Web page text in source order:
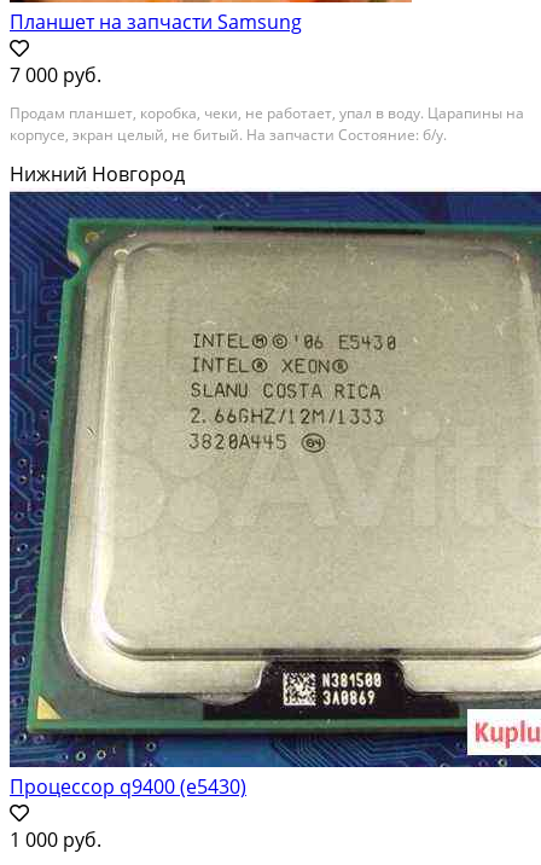
Планшет на запчасти Samsung
7 000 руб.
Продам планшет, коробка, чеки, не работает, упал в воду. Царапины на
корпусе, экран целый, не битый. На запчасти Состояние: б/у.
Нижний Новгород
Процессор q9400 (e5430)
1 000 руб.